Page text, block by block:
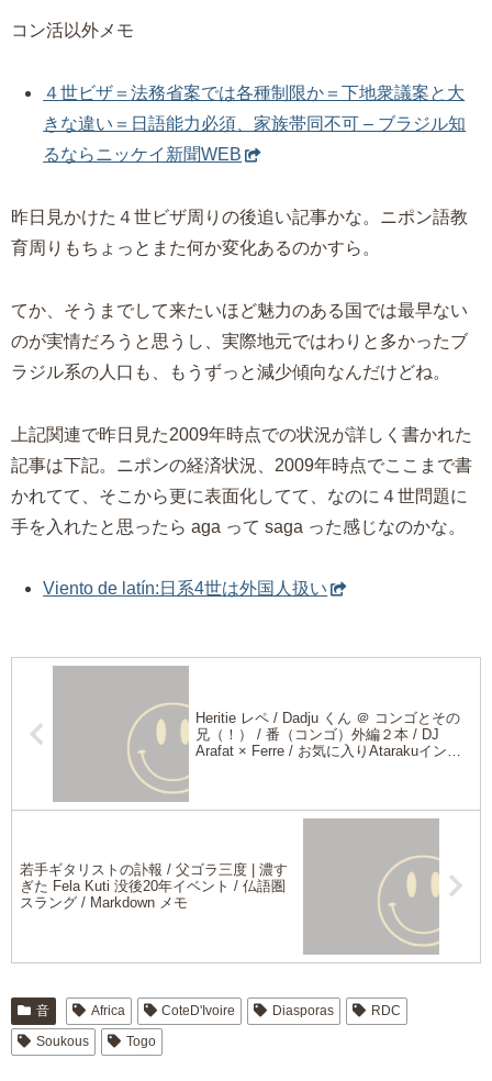
コン活以外メモ
４世ビザ＝法務省案では各種制限か＝下地衆議案と大
きな違い＝日語能力必須、家族帯同不可 – ブラジル知
るならニッケイ新聞WEB
昨日見かけた４世ビザ周りの後追い記事かな。ニポン語教
育周りもちょっとまた何か変化あるのかすら。
てか、そうまでして来たいほど魅力のある国では最早ない
のが実情だろうと思うし、実際地元ではわりと多かったブ
ラジル系の人口も、もうずっと減少傾向なんだけどね。
上記関連で昨日見た2009年時点での状況が詳しく書かれた
記事は下記。ニポンの経済状況、2009年時点でここまで書
かれてて、そこから更に表面化してて、なのに４世問題に
手を入れたと思ったら aga って saga った感じなのかな。
Viento de latín:日系4世は外国人扱い
Heritie レペ / Dadju くん ＠ コンゴとその
兄（！） / 番（コンゴ）外編２本 / DJ
Arafat × Ferre / お気に入りAtarakuインタ
若手ギタリストの訃報 / 父ゴラ三度 | 濃す
ぎた Fela Kuti 没後20年イベント / 仏語圏
スラング / Markdown メモ
音 Africa CoteD'Ivoire Diasporas
RDC
Soukous
Togo